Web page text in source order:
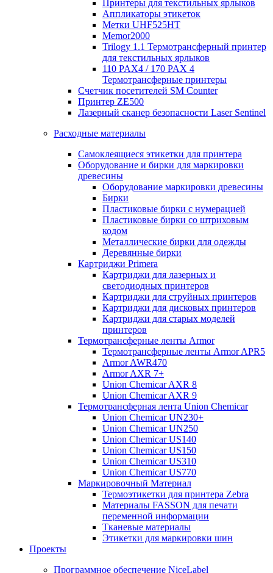
Принтеры для текстильных ярлыков
Аппликаторы этикеток
Метки UHF525HT
Memor2000
Trilogy 1.1 Термотрансферный принтер
для текстильных ярлыков
110 PAX4 / 170 PAX 4
Термотрансферные принтеры
Счетчик посетителей SM Counter
Принтер ZE500
Лазерный сканер безопасности Laser Sentinel
Расходные материалы
Самоклеящиеся этикетки для принтера
Оборудование и бирки для маркировки
древесины
Оборудование маркировки древесины
Бирки
Пластиковые бирки с нумерацией
Пластиковые бирки со штриховым
кодом
Металлические бирки для одежды
Деревянные бирки
Картриджи Primera
Картриджи для лазерных и
светодиодных принтеров
Картриджи для струйных принтеров
Картриджи для дисковых принтеров
Картриджи для старых моделей
принтеров
Термотрансферные ленты Armor
Термотрансферные ленты Armor APR5
Armor AWR470
Armor AXR 7+
Union Chemicar AXR 8
Union Chemicar AXR 9
Термотрансферная лента Union Chemicar
Union Chemicar UN230+
Union Chemicar UN250
Union Chemicar US140
Union Chemicar US150
Union Chemicar US310
Union Chemicar US770
Маркировочный Материал
Термоэтикетки для принтера Zebra
Материалы FASSON для печати
переменной информации
Тканевые материалы
Этикетки для маркировки шин
Проекты
Программное обеспечение NiceLabel